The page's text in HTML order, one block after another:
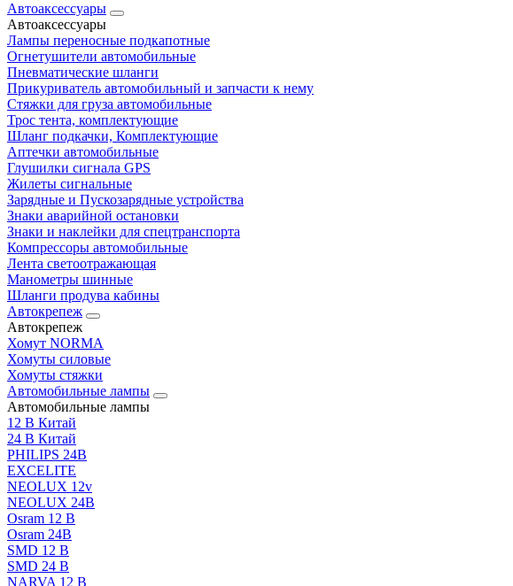
Автоаксессуары
Автоаксессуары
Лампы переносные подкапотные
Огнетушители автомобильные
Пневматические шланги
Прикуриватель автомобильный и запчасти к нему
Стяжки для груза автомобильные
Трос тента, комплектующие
Шланг подкачки, Комплектующие
Аптечки автомобильные
Глушилки сигнала GPS
Жилеты сигнальные
Зарядные и Пускозарядные устройства
Знаки аварийной остановки
Знаки и наклейки для спецтранспорта
Компрессоры автомобильные
Лента светоотражающая
Манометры шинные
Шланги продува кабины
Автокрепеж
Автокрепеж
Хомут NORMA
Хомуты силовые
Хомуты стяжки
Автомобильные лампы
Автомобильные лампы
12 В Китай
24 В Китай
PHILIPS 24В
EXCELITE
NEOLUX 12v
NEOLUX 24В
Osram 12 В
Osram 24В
SMD 12 В
SMD 24 В
NARVA 12 В